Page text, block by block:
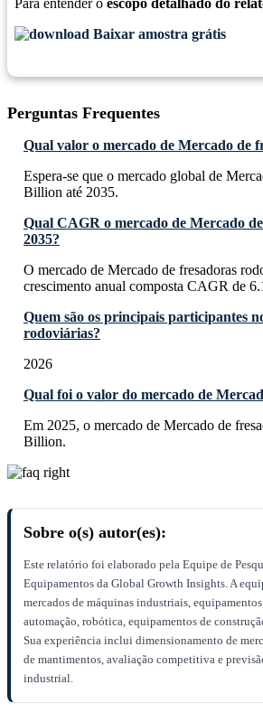
Para entender o escopo detalhado do
Baixar amostra grátis
Perguntas Frequentes
Qual valor o mercado de Mercado de
Espera-se que o mercado global de
Billion até 2035.
Qual CAGR o mercado de Mercado
2035?
O mercado de Mercado de fresadoras
crescimento anual composta CAGR de
Quem são os principais participantes
rodoviárias?
2026
Qual foi o valor do mercado de
Em 2025, o mercado de Mercado de
Billion.
Sobre o(s) autor(es):
Este relatório foi elaborado pela Equipe de
Equipamentos da Global Growth Insights. A
mercados de máquinas industriais,
automação, robótica, equipamentos de
Sua experiência inclui dimensionamento de
de mantimentos, avaliação competitiva e
industrial.